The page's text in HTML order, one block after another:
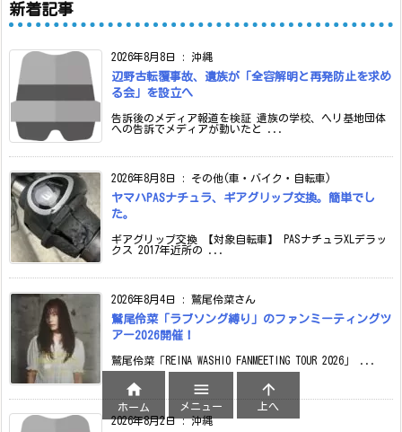
新着記事
2026年8月8日 : 沖縄
辺野古転覆事故、遺族が「全容解明と再発防止を求め
る会」を設立へ
告訴後のメディア報道を検証 遺族の学校、ヘリ基地団体
への告訴でメディアが動いたと ...
2026年8月8日 : その他(車・バイク・自転車)
ヤマハPASナチュラ、ギアグリップ交換。簡単でし
た。
ギアグリップ交換 【対象自転車】 PASナチュラXLデラッ
クス 2017年近所の ...
2026年8月4日 : 鷲尾伶菜さん
鷲尾伶菜「ラブソング縛り」のファンミーティングツ
アー2026開催！
鷲尾伶菜「REINA WASHIO FANMEETING TOUR 2026」 ...
2026年8月2日:沖縄

ホーム

メニュー

上へ